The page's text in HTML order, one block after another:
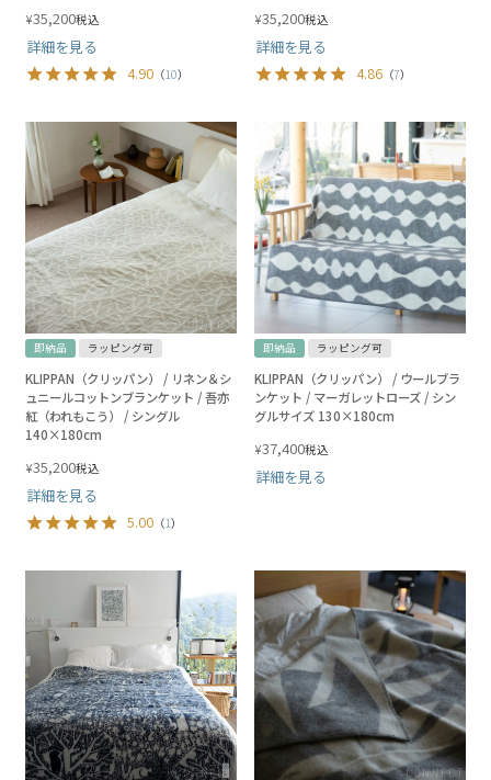
¥35,200税込
詳細を見る
4.90 （10）
¥35,200税込
詳細を見る
4.86 （7）
即納品 ラッピング可
KLIPPAN（クリッパン） / リネン＆シ
ュニールコットンブランケット / 吾亦
紅（われもこう） / シングル
140×180cm
¥35,200税込
詳細を見る
5.00 （1）
即納品 ラッピング可
KLIPPAN（クリッパン） / ウールブラ
ンケット / マーガレットローズ / シン
グルサイズ 130×180cm
¥37,400税込
詳細を見る